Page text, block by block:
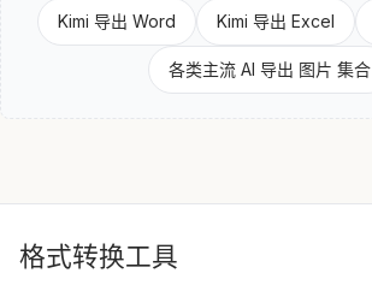
Kimi 导出 Word Kimi 导出 Excel
各类主流 AI 导出 图片 集合
格式转换工具